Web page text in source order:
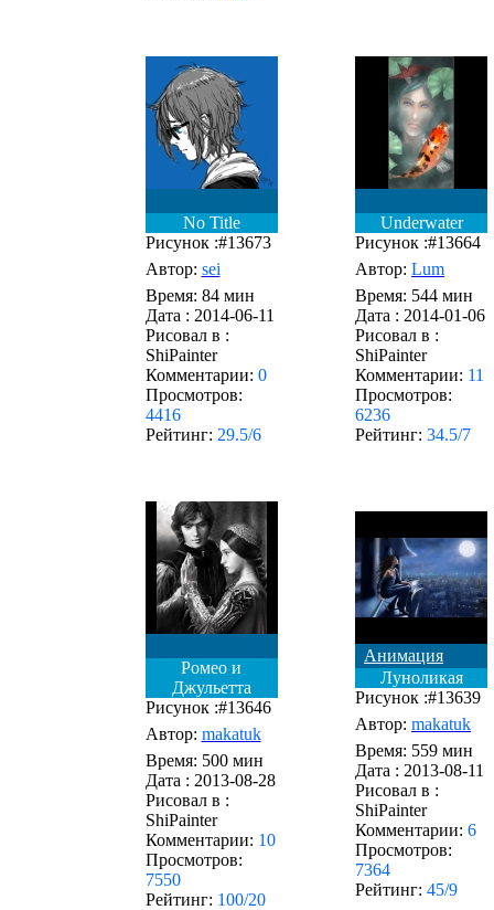
No Title
Рисунок :#13673
Автор: sei
Время: 84 мин
Дата : 2014-06-11
Рисовал в :
ShiPainter
Комментарии: 0
Просмотров:
4416
Рейтинг: 29.5/6
Underwater
Рисунок :#13664
Автор: Lum
Время: 544 мин
Дата : 2014-01-06
Рисовал в :
ShiPainter
Комментарии: 11
Просмотров:
6236
Рейтинг: 34.5/7
Ромео и
Джульетта
Рисунок :#13646
Автор: makatuk
Время: 500 мин
Дата : 2013-08-28
Рисовал в :
ShiPainter
Комментарии: 10
Просмотров:
7550
Рейтинг: 100/20
Анимация
Луноликая
Рисунок :#13639
Автор: makatuk
Время: 559 мин
Дата : 2013-08-11
Рисовал в :
ShiPainter
Комментарии: 6
Просмотров:
7364
Рейтинг: 45/9